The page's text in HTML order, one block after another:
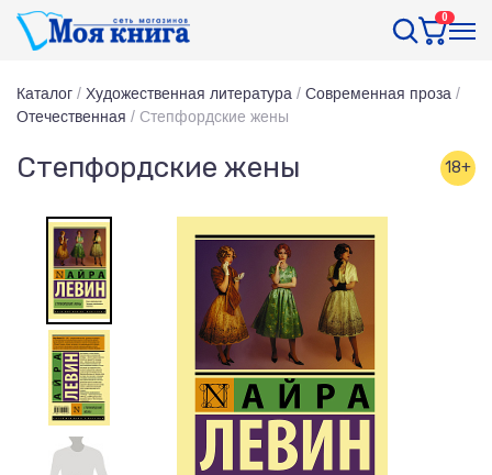
0
Каталог / Художественная литература / Современная проза /
Отечественная / Степфордские жены
Степфордские жены 18+